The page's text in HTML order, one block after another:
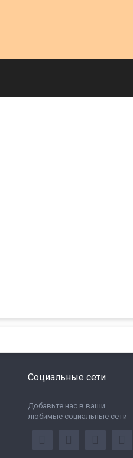
Социальные сети
Добавьте нас в ваши
любимые социальные сети